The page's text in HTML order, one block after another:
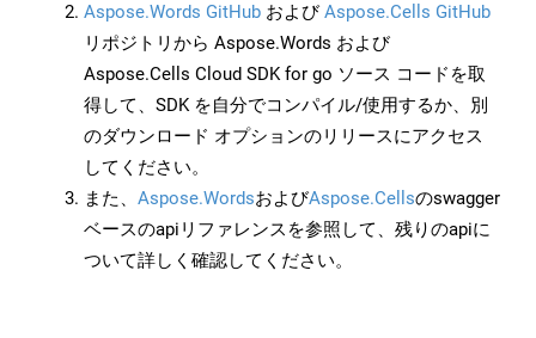
Aspose.Words GitHub およびAspose.Cells GitHub
リポジトリから Aspose.Words および
Aspose.Cells Cloud SDK for go ソース コードを取
得して、SDK を自分でコンパイル/使用するか、別
のダウンロード オプションのリリースにアクセス
してください。
また、 Aspose.WordsおよびAspose.Cellsのswagger
ベースのapiリファレンスを参照して、残りのapiに
ついて詳しく確認してください。